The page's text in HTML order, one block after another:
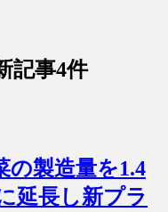
記事4件
の製造量を1.4
延長し新プラ